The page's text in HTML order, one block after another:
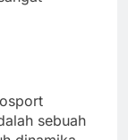
sebuah